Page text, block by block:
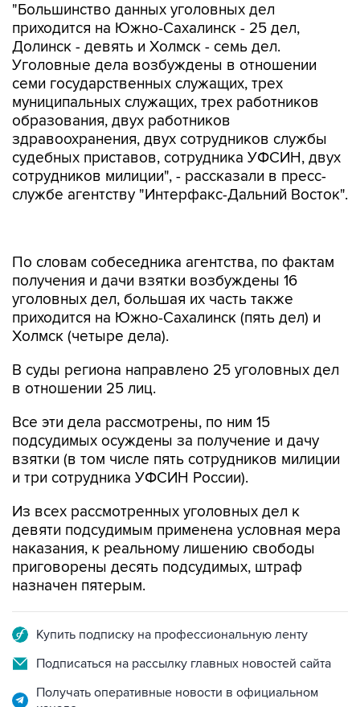
"Большинство данных уголовных дел
приходится на Южно-Сахалинск - 25 дел,
Долинск - девять и Холмск - семь дел.
Уголовные дела возбуждены в отношении
семи государственных служащих, трех
муниципальных служащих, трех работников
образования, двух работников
здравоохранения, двух сотрудников службы
судебных приставов, сотрудника УФСИН, двух
сотрудников милиции", - рассказали в пресс-
службе агентству "Интерфакс-Дальний Восток".
уголовных дел, большая их часть также
приходится на Южно-Сахалинск (пять дел) и
Холмск (четыре дела).
В суды региона направлено 25 уголовных дел
Все эти дела рассмотрены, по ним 15
взятки (в том числе пять сотрудников милиции
и три сотрудника УФСИН России).
Из всех рассмотренных уголовных дел к
наказания, к реальному лишению свободы
приговорены десять подсудимых, штраф
назначен пятерым.
Подписаться на рассылку главных новостей сайта
Получать оперативные новости в официальном